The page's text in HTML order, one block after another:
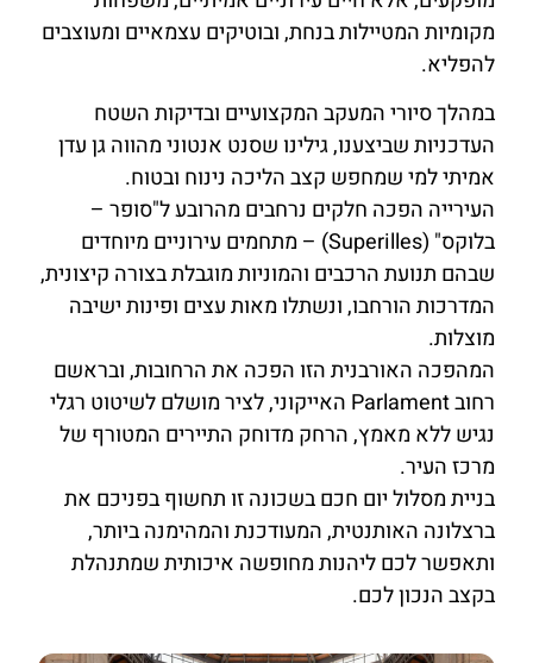
מקומיות המטיילות בנחת, ובוטיקים עצמאיים ומעוצבים
להפליא.
במהלך סיורי המעקב המקצועיים ובדיקות השטח
העדכניות שביצענו, גילינו שסנט אנטוני מהווה גן עדן
אמיתי למי שמחפש קצב הליכה נינוח ובטוח.
העירייה הפכה חלקים נרחבים מהרובע ל"סופר –
בלוקס" (Superilles) – מתחמים עירוניים מיוחדים
שבהם תנועת הרכבים והמוניות מוגבלת בצורה קיצונית,
המדרכות הורחבו, ונשתלו מאות עצים ופינות ישיבה
מוצלות.
המהפכה האורבנית הזו הפכה את הרחובות, ובראשם
רחוב Parlament האייקוני, לציר מושלם לשיטוט רגלי
נגיש ללא מאמץ, הרחק מדוחק התיירים המטורף של
מרכז העיר.
בניית מסלול יום חכם בשכונה זו תחשוף בפניכם את
ברצלונה האותנטית, המעודכנת והמהימנה ביותר,
ותאפשר לכם ליהנות מחופשה איכותית שמתנהלת
בקצב הנכון לכם.